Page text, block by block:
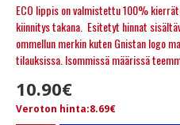
ECO lippis on valmistettu 100%
kiinnitys takana. Esitetyt hinnat
ommellun merkin kuten Gnistan logo
tilauksissa. Isommissä määrissä
10.90€
Veroton hinta:8.69€